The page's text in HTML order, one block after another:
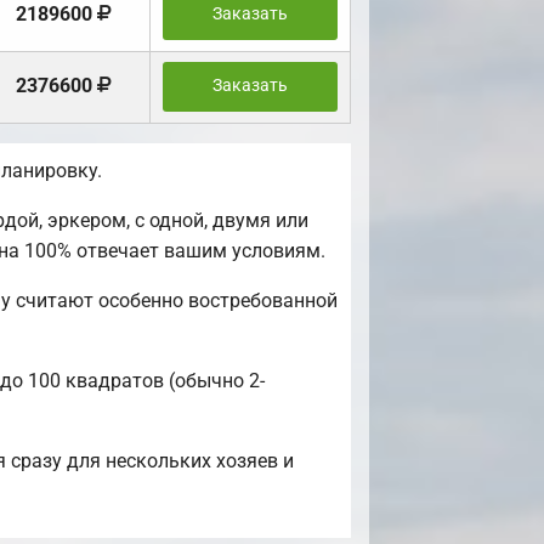
2189600 Заказать
2376600 Заказать
эркером, с одной, двумя или
100% отвечает вашим условиям.
особенно востребованной
100 квадратов (обычно 2-
для нескольких хозяев и